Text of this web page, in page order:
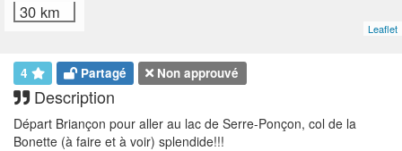
30 km
Leaflet
4 Partagé Non approuvé
Description
Départ Briançon pour aller au lac de Serre-Ponçon, col de la
Bonette (à faire et à voir) splendide!!!